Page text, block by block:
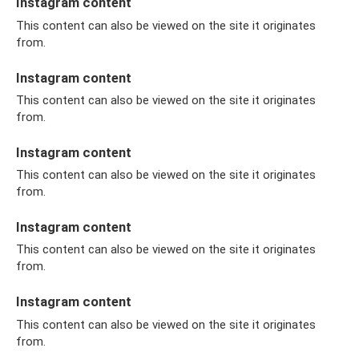
This content can also be viewed on the site it originates
from.
Instagram content
This content can also be viewed on the site it originates
from.
Instagram content
This content can also be viewed on the site it originates
from.
Instagram content
This content can also be viewed on the site it originates
from.
Instagram content
This content can also be viewed on the site it originates
from.